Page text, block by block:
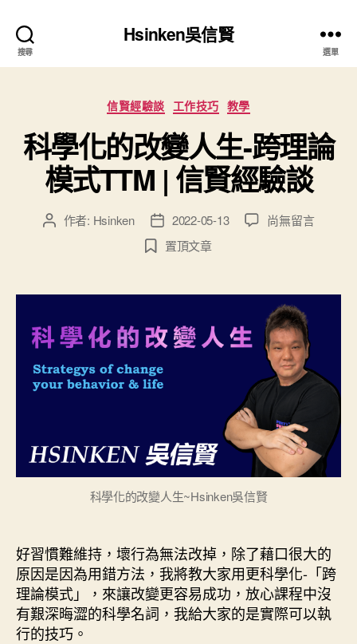
搜尋
Hsinken吳信賢
選單
分
類
信賢經驗談 工作技巧 教學
科學化的改變人生-跨理論
模式TTM | 信賢經驗談
文 作者: Hsinken
文
章
發
日
2022-05-13
在
改
變
人
生-
跨
理
論
模
式
TTM
|
信
驗
談〉
中
尚無留言
置頂文章
科學化的改變人生~Hsinken吳信賢
好習慣難維持，壞行為無法改掉，除了藉口很大的
原因是因為用錯方法，我將教大家用更科學化-「跨
理論模式」，來讓改變更容易成功，放心課程中沒
有艱深晦澀的科學名詞，我給大家的是實際可以執
行的技巧。